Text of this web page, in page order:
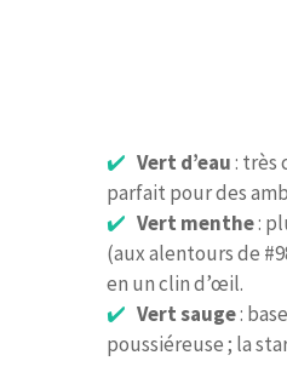
Vert d’eau: très
parfait pour des
Vert menthe:
(aux alentours de
en un clin d’œil.
Vert sauge:
poussiéreuse ; la